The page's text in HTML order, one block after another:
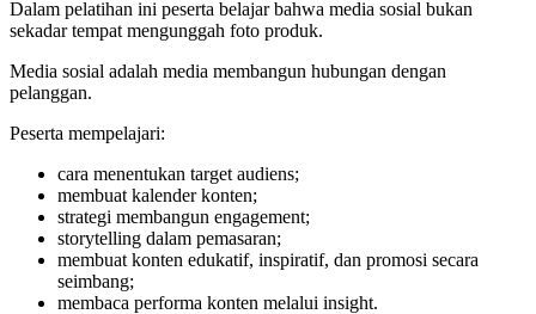
Dalam pelatihan ini peserta belajar bahwa media sosial bukan
sekadar tempat mengunggah foto produk.
Media sosial adalah media membangun hubungan dengan
pelanggan.
Peserta mempelajari:
cara menentukan target audiens;
membuat kalender konten;
strategi membangun engagement;
storytelling dalam pemasaran;
membuat konten edukatif, inspiratif, dan promosi secara
seimbang;
membaca performa konten melalui insight.